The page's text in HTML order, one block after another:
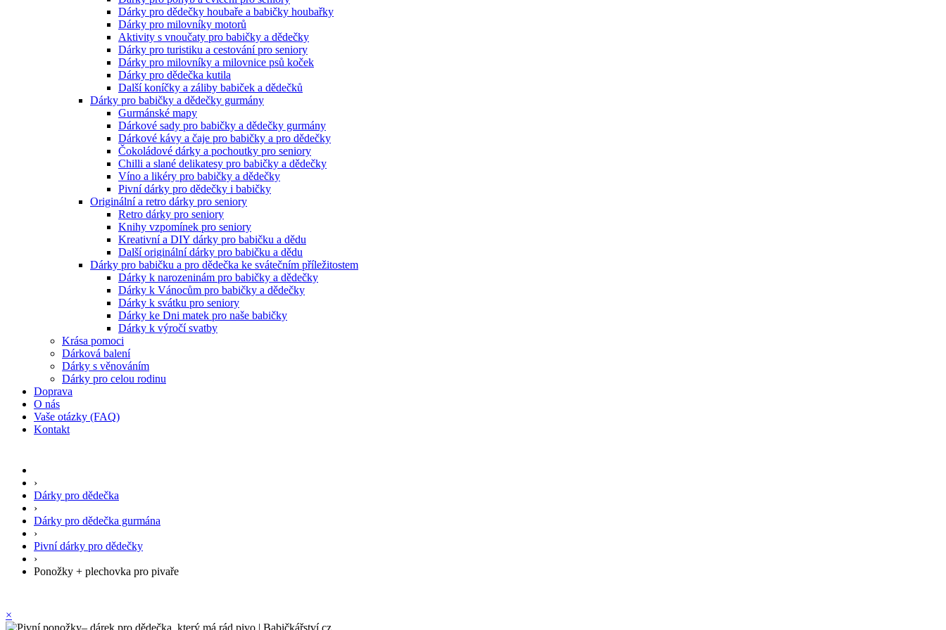
Dárky pro dědečky houbaře a babičky houbařky
Dárky pro milovníky motorů
Aktivity s vnoučaty pro babičky a dědečky
Dárky pro turistiku a cestování pro seniory
Dárky pro milovníky a milovnice psů koček
Dárky pro dědečka kutila
Další koníčky a záliby babiček a dědečků
Dárky pro babičky a dědečky gurmány
Gurmánské mapy
Dárkové sady pro babičky a dědečky gurmány
Dárkové kávy a čaje pro babičky a pro dědečky
Čokoládové dárky a pochoutky pro seniory
Chilli a slané delikatesy pro babičky a dědečky
Víno a likéry pro babičky a dědečky
Pivní dárky pro dědečky i babičky
Originální a retro dárky pro seniory
Retro dárky pro seniory
Knihy vzpomínek pro seniory
Kreativní a DIY dárky pro babičku a dědu
Další originální dárky pro babičku a dědu
Dárky pro babičku a pro dědečka ke svátečním příležitostem
Dárky k narozeninám pro babičky a dědečky
Dárky k Vánocům pro babičky a dědečky
Dárky k svátku pro seniory
Dárky ke Dni matek pro naše babičky
Dárky k výročí svatby
Krása pomoci
Dárková balení
Dárky s věnováním
Dárky pro celou rodinu
Doprava
O nás
Vaše otázky (FAQ)
Kontakt
›
Dárky pro dědečka
›
Dárky pro dědečka gurmána
›
Pivní dárky pro dědečky
›
Ponožky + plechovka pro pivaře
×